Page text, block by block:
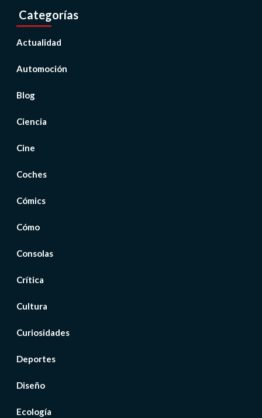
Categorías
Actualidad
Automoción
Blog
Ciencia
Cine
Coches
Cómics
Cómo
Consolas
Crítica
Cultura
Curiosidades
Deportes
Diseño
Ecología